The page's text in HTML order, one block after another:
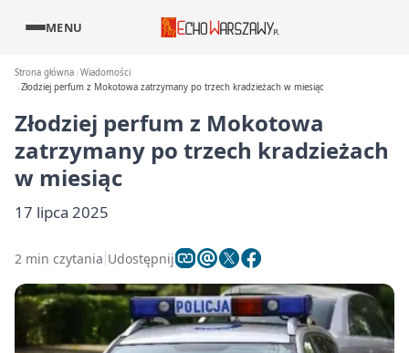
MENU
Strona główna Wiadomości
Złodziej perfum z Mokotowa zatrzymany po trzech kradzieżach w miesiąc
Złodziej perfum z Mokotowa
zatrzymany po trzech kradzieżach
w miesiąc
17 lipca 2025
2 min czytania Udostępnij